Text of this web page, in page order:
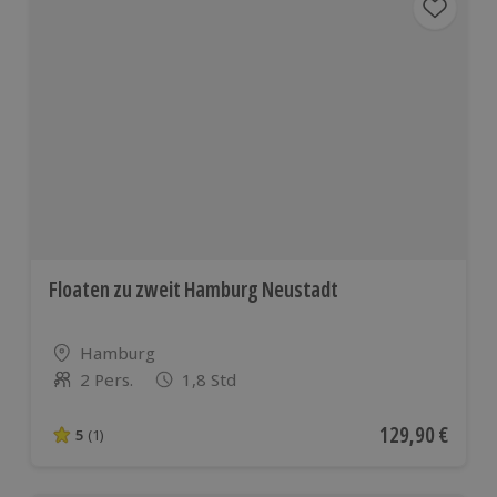
Floaten zu zweit Hamburg Neustadt
Standort
Hamburg
Anzahl der Teilnehmer
2 Pers. 1,8 Std
5 von 5 Sternen basierend auf 1 Bewertungen
5 (1) Aktueller Preis
129,90 €